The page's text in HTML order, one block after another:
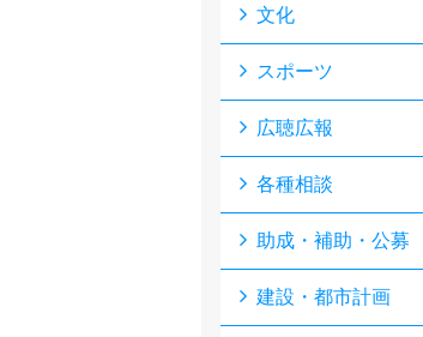
文化
スポーツ
広聴広報
各種相談
助成・補助・公募
建設・都市計画